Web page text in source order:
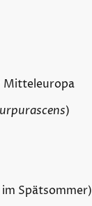
Mitteleuropa
)
im Spätsommer)